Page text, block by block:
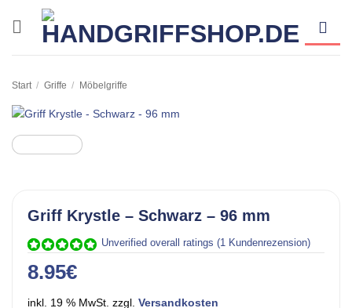
Start / Griffe / Möbelgriffe
Griff Krystle – Schwarz – 96 mm
Bewertet mit
5.00von 5,
auf
1
Unverified overall ratings (1 Kundenrezension)
8.95€
inkl. 19 % MwSt. zzgl. Versandkosten